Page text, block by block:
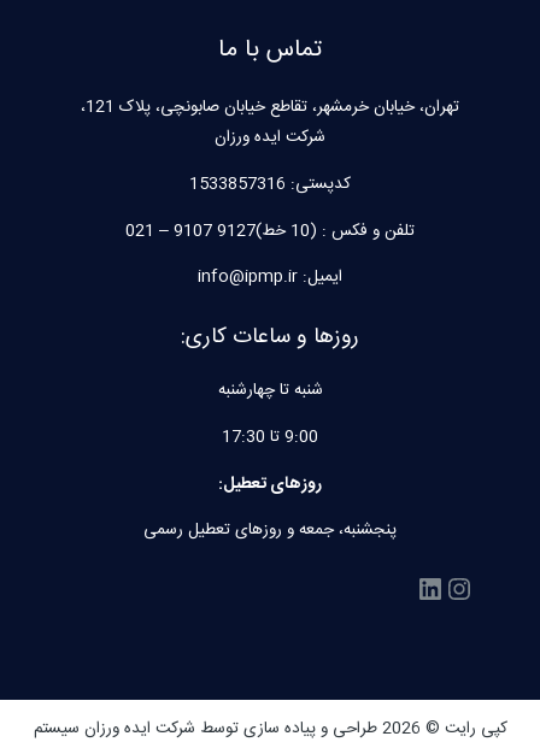
تماس با ما
تهران، خیابان خرمشهر، تقاطع خیابان صابونچی، پلاک 121،
شرکت ایده ورزان
کدپستی: 1533857316
تلفن و فکس : (10 خط)9127 9107 – 021
ایمیل: info@ipmp.ir
روزها و ساعات کاری:
شنبه تا چهارشنبه
9:00 تا 17:30
روزهای تعطیل:
پنجشنبه، جمعه و روزهای تعطیل رسمی
اینستاگرم
لینکداین
کپی رایت © 2026 طراحی و پیاده سازی توسط شرکت ایده ورزان سیستم